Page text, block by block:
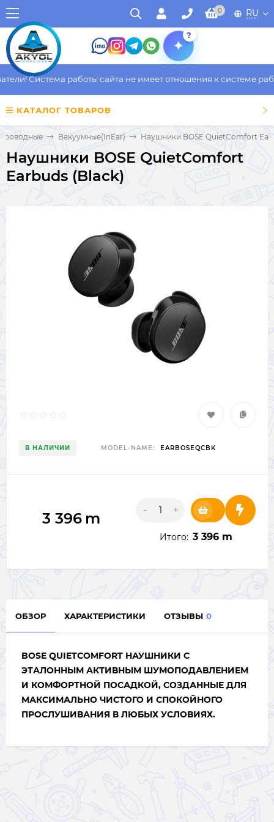
0 RU
?
Система работы сайта не имеет отношения к системе
КАТАЛОГ ТОВАРОВ
Вакуумные(InEar) Наушники BOSE QuietComfort
Наушники BOSE QuietComfort
Earbuds (Black)
В НАЛИЧИИ MODEL-NAME: EARBOSEQCBK
3 396 m - +
Итого: 3 396 m
ОБЗОР ХАРАКТЕРИСТИКИ ОТЗЫВЫ 0
BOSE QUIETCOMFORT НАУШНИКИ С
ЭТАЛОННЫМ АКТИВНЫМ ШУМОПОДАВЛЕНИЕМ
И КОМФОРТНОЙ ПОСАДКОЙ, СОЗДАННЫЕ ДЛЯ
МАКСИМАЛЬНО ЧИСТОГО И СПОКОЙНОГО
ПРОСЛУШИВАНИЯ В ЛЮБЫХ УСЛОВИЯХ.